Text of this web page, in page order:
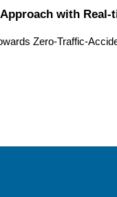
with
Zero-Traffic-